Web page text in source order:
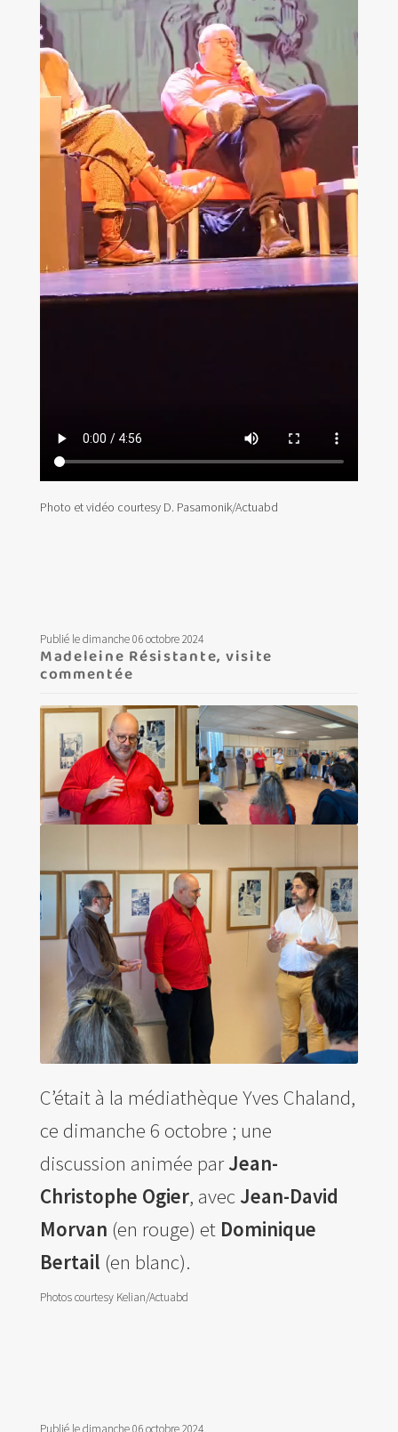
Photo et vidéo courtesy D. Pasamonik/Actuabd
Publié le dimanche 06 octobre 2024
Madeleine Résistante, visite
commentée
C’était à la médiathèque Yves Chaland,
ce dimanche 6 octobre ; une
discussion animée parJean-
Christophe Ogier, avec Jean-David
Morvan (en rouge) et Dominique
Bertail (en blanc).
Photos courtesy Kelian/Actuabd
Publié le dimanche 06 octobre 2024